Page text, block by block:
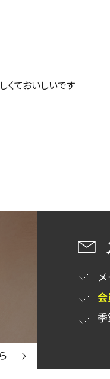
くておいしいです